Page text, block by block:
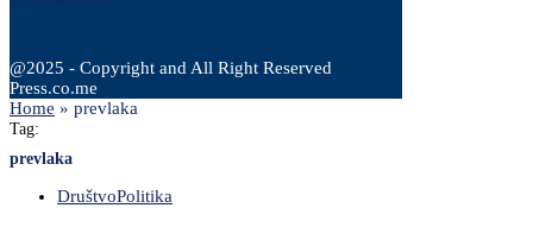
@2025 - Copyright and All Right Reserved
Press.co.me
Home » prevlaka
Tag:
prevlaka
DruštvoPolitika